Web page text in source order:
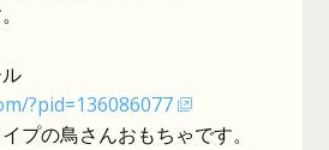
?pid=136086077
プの鳥さんおもちゃです。